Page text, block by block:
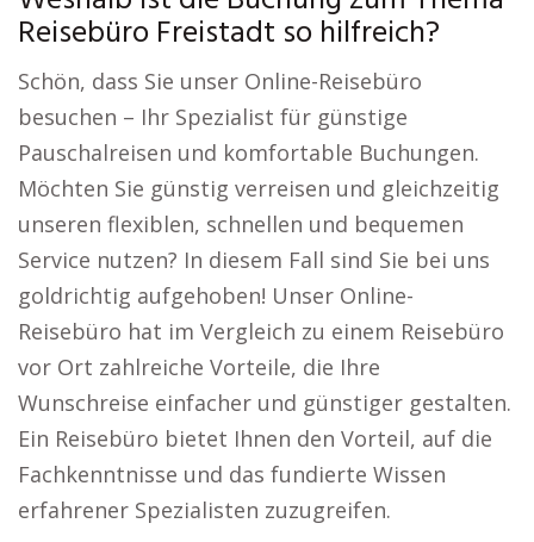
Reisebüro Freistadt so hilfreich?
Schön, dass Sie unser Online-Reisebüro
besuchen – Ihr Spezialist für günstige
Pauschalreisen und komfortable Buchungen.
Möchten Sie günstig verreisen und gleichzeitig
unseren flexiblen, schnellen und bequemen
Service nutzen? In diesem Fall sind Sie bei uns
goldrichtig aufgehoben! Unser Online-
Reisebüro hat im Vergleich zu einem Reisebüro
vor Ort zahlreiche Vorteile, die Ihre
Wunschreise einfacher und günstiger gestalten.
Ein Reisebüro bietet Ihnen den Vorteil, auf die
Fachkenntnisse und das fundierte Wissen
erfahrener Spezialisten zuzugreifen.